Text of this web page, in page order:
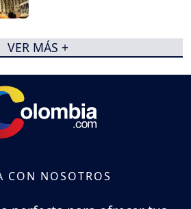
VER MÁS +
CON NOSOTROS